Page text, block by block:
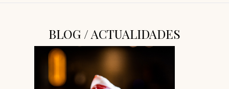
BLOG / ACTUALIDADES